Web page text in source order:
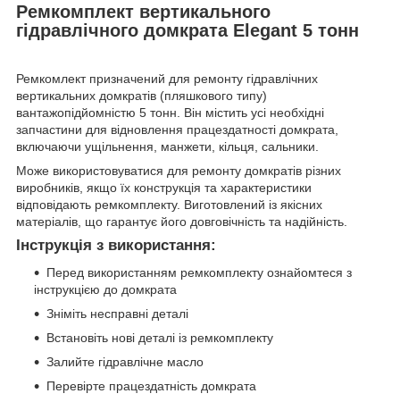
Ремкомплект вертикального
гідравлічного домкрата Elegant 5 тонн
Ремкомлект призначений для ремонту гідравлічних
вертикальних домкратів (пляшкового типу)
вантажопідйомністю 5 тонн. Він містить усі необхідні
запчастини для відновлення працездатності домкрата,
включаючи ущільнення, манжети, кільця, сальники.
Може використовуватися для ремонту домкратів різних
виробників, якщо їх конструкція та характеристики
відповідають ремкомплекту. Виготовлений із якісних
матеріалів, що гарантує його довговічність та надійність.
Інструкція з використання:
Перед використанням ремкомплекту ознайомтеся з
інструкцією до домкрата
Зніміть несправні деталі
Встановіть нові деталі із ремкомплекту
Залийте гідравлічне масло
Перевірте працездатність домкрата